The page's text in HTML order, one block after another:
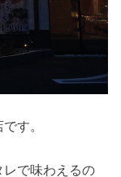
す。
で味わえるの